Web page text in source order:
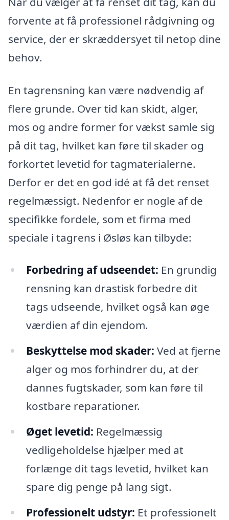
forvente at få professionel rådgivning og
service, der er skræddersyet til netop dine
behov.
En tagrensning kan være nødvendig af
flere grunde. Over tid kan skidt, alger,
mos og andre former for vækst samle sig
på dit tag, hvilket kan føre til skader og
forkortet levetid for tagmaterialerne.
Derfor er det en god idé at få det renset
regelmæssigt. Nedenfor er nogle af de
specifikke fordele, som et firma med
speciale i tagrens i Øsløs kan tilbyde:
Forbedring af udseendet: En grundig
rensning kan drastisk forbedre dit
tags udseende, hvilket også kan øge
værdien af din ejendom.
Beskyttelse mod skader: Ved at fjerne
alger og mos forhindrer du, at der
dannes fugtskader, som kan føre til
kostbare reparationer.
Øget levetid: Regelmæssig
vedligeholdelse hjælper med at
forlænge dit tags levetid, hvilket kan
spare dig penge på lang sigt.
Professionelt udstyr: Et professionelt